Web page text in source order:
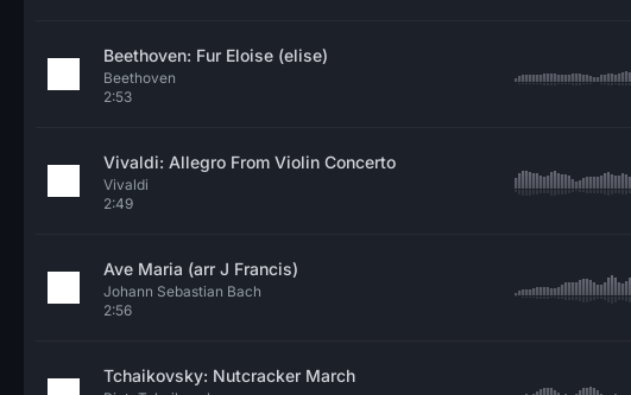
Beethoven: Fur Eloise (elise)
Beethoven
2:53
Vivaldi: Allegro From Violin Concerto
Vivaldi
2:49
Ave Maria (arr J Francis)
Johann Sebastian Bach
2:56
Tchaikovsky: Nutcracker March